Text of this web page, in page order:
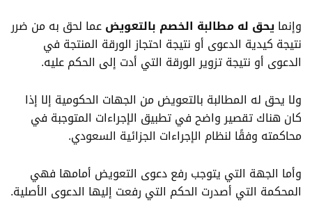
وإنمايحق له مطالبة الخصم بالتعويضعما لحق به من ضرر
نتيجة كيدية الدعوى أو نتيجة احتجاز الورقة المنتجة في
الدعوى أو نتيجة تزوير الورقة التي أدت إلى الحكم عليه.
ولا يحق له المطالبة بالتعويض من الجهات الحكومية إلا إذا
كان هناك تقصير واضح في تطبيق الإجراءات المتوجبة في
محاكمته وفقًا لنظام الإجراءات الجزائية السعودي.
وأما الجهة التي يتوجب رفع دعوى التعويض أمامها فهي
المحكمة التي أصدرت الحكم التي رفعت إليها الدعوى الأصلية.